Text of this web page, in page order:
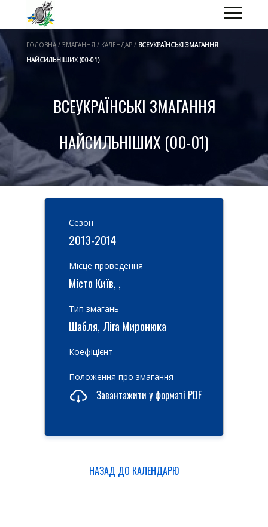
ГОЛОВНА / ЗМАГАННЯ / КАЛЕНДАР / ВСЕУКРАЇНСЬКІ ЗМАГАННЯ
НАЙСИЛЬНІШИХ (00-01)
ВСЕУКРАЇНСЬКІ ЗМАГАННЯ
НАЙСИЛЬНІШИХ (00-01)
Cезон
2013-2014
Місце проведення
Місто Київ, ,
Тип змагань
Шабля, Ліга Миронюка
Коефіцієнт
Положення про змагання
Завантажити у форматі PDF
НАЗАД ДО КАЛЕНДАРЮ